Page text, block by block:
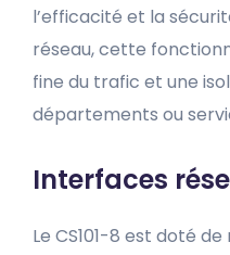
l’efficacité et la
réseau, cette
fine du trafic et une
départements ou
Interfaces
Le CS101-8 est doté